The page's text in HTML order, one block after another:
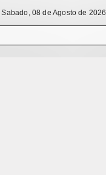
Sabado, 08 de Agosto de 2026